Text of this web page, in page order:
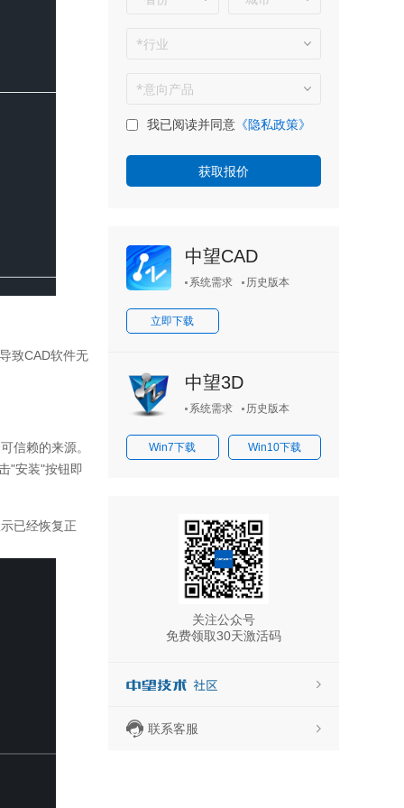
致CAD软件无
信赖的来源。
"安装"按钮即
已经恢复正
我已阅读并同意 《隐私政策》
中望CAD
系统需求 历史版本
立即下载
中望3D
系统需求 历史版本
Win7下载 Win10下载
关注公众号
免费领取30天激活码
联系客服